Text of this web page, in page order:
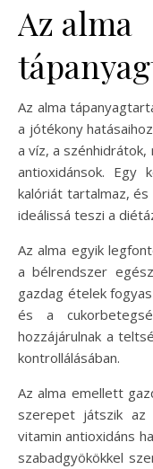
Az alma
Az alma
a jótékony
a víz, a szénhidrátok,
antioxidánsok. Egy
kalóriát tartalmaz, és
ideálissá teszi a
Az alma egyik
a bélrendszer
gazdag ételek
és a
hozzájárulnak a
kontrollálásában.
Az alma emellett
szerepet játszik az
vitamin antioxidáns
szabadgyökökkel